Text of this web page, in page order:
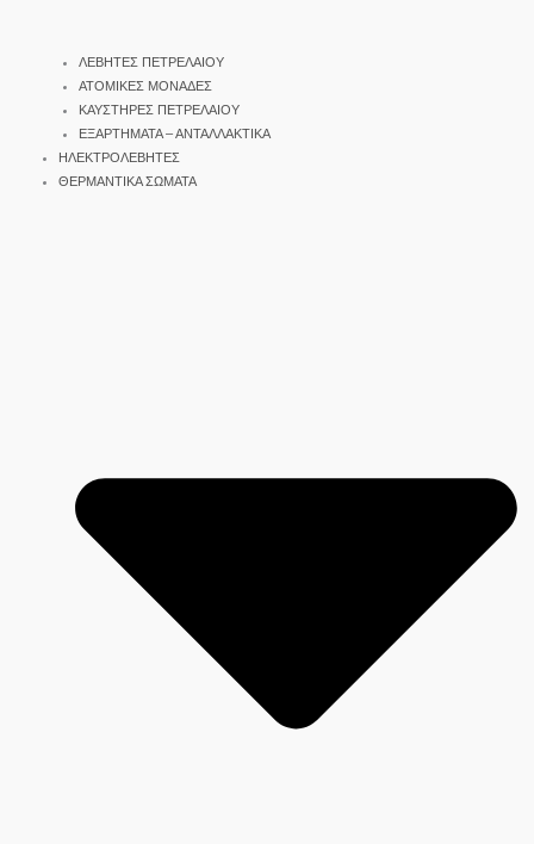
ΛΕΒΗΤΕΣ ΠΕΤΡΕΛΑΙΟΥ
ΑΤΟΜΙΚΕΣ ΜΟΝΑΔΕΣ
ΚΑΥΣΤΗΡΕΣ ΠΕΤΡΕΛΑΙΟΥ
ΕΞΑΡΤΗΜΑΤΑ – ΑΝΤΑΛΛΑΚΤΙΚΑ
ΗΛΕΚΤΡΟΛΕΒΗΤΕΣ
ΘΕΡΜΑΝΤΙΚΑ ΣΩΜΑΤΑ